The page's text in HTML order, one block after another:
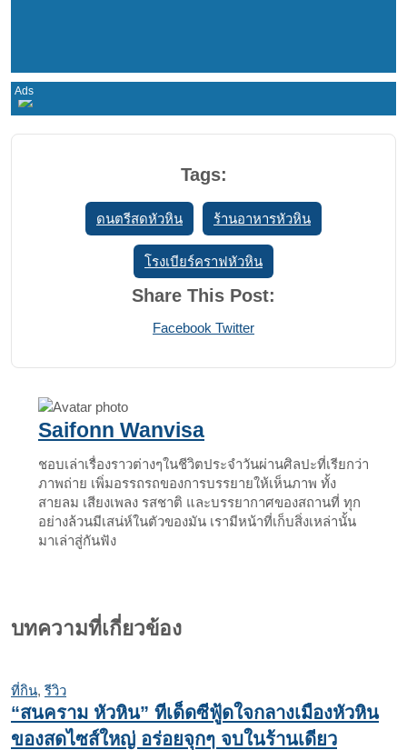
Tags:
ดนตรีสดหัวหิน ร้านอาหารหัวหิน
โรงเบียร์คราฟหัวหิน
Share This Post:
Facebook TwitterPrint
Share
Email
Saifonn Wanvisa
ชอบเล่าเรื่องราวต่างๆในชีวิตประจำวันผ่านศิลปะที่เรียกว่า
ภาพถ่าย เพิ่มอรรถรถของการบรรยายให้เห็นภาพ ทั้ง
สายลม เสียงเพลง รสชาติ และบรรยากาศของสถานที่ ทุก
อย่างล้วนมีเสน่ห์ในตัวของมัน เรามีหน้าที่เก็บสิ่งเหล่านั้น
มาเล่าสู่กันฟัง
บทความที่เกี่ยวข้อง
ที่กิน, รีวิว
“สนคราม หัวหิน” ทีเด็ดซีฟู้ดใจกลางเมืองหัวหิน
ของสดไซส์ใหญ่ อร่อยจุกๆ จบในร้านเดียว